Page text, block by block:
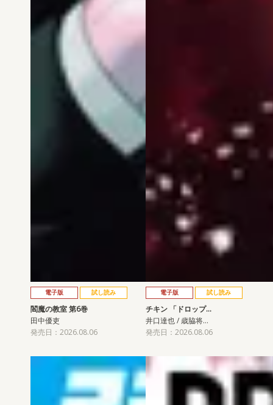
電子版 試し読み
閻魔の教室 第6巻
田中優吏
発売日：2026.08.06
電子版 試し読み
チキン 「ドロップ…
井口達也 / 歳脇将…
発売日：2026.08.06